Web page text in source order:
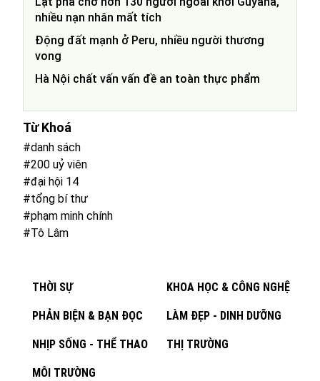
nhiều nạn nhân mất tích
Động đất mạnh ở Peru, nhiều người thương
vong
Hà Nội chất vấn vấn đề an toàn thực phẩm
Từ Khoá
#danh sách
#200 uỷ viên
#đại hội 14
#tổng bí thư
#phạm minh chính
#Tô Lâm
THỜI SỰ KHOA HỌC & CÔNG NGHỆ
PHẢN BIỆN & BẠN ĐỌC LÀM ĐẸP - DINH DƯỠNG
NHỊP SỐNG - THỂ THAO THỊ TRƯỜNG
MÔI TRƯỜNG